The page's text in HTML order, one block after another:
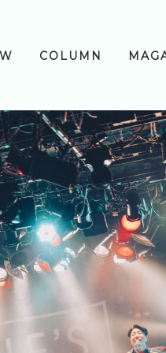
COLUMN